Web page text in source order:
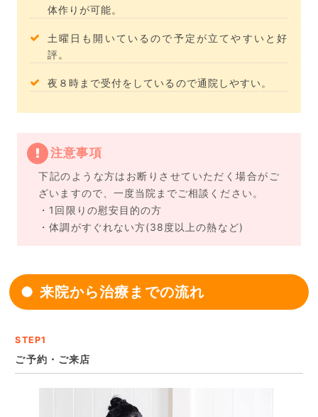
体作りが可能。
土曜日も開いているので予定が立てやすいと好
評。
夜８時まで受付をしているので通院しやすい。
注意事項
下記のような方はお断りさせていただく場合がご
ざいますので、一度当院までご相談ください。
・1回限りの慰安目的の方
・体調がすぐれない方(38度以上の熱など)
来院から治療までの流れ
STEP1
ご予約・ご来店